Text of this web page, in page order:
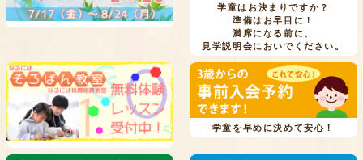
学童はお決まりですか？
準備はお早目に！
満席になる前に、
見学説明会においでください。
学童を早めに決めて安心！